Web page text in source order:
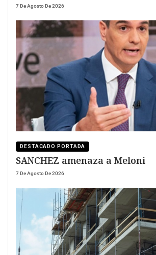
7 De Agosto De 2026
DESTACADO PORTADA
SANCHEZ amenaza a Meloni
7 De Agosto De 2026